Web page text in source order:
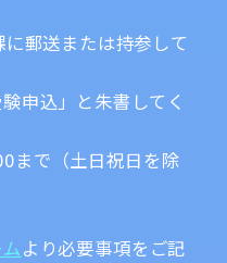
郵送または持参して
申込」と朱書してく
まで（土日祝日を除
より必要事項をご記